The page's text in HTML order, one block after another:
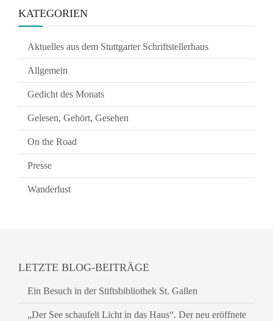
KATEGORIEN
Aktuelles aus dem Stuttgarter Schriftstellerhaus
Allgemein
Gedicht des Monats
Gelesen, Gehört, Gesehen
On the Road
Presse
Wanderlust
LETZTE BLOG-BEITRÄGE
Ein Besuch in der Stiftsbibliothek St. Gallen
„Der See schaufelt Licht in das Haus“. Der neu eröffnete